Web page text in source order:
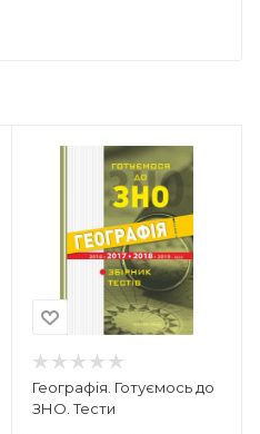
відомі науковці,
дошкільних
студентів і науковців.
видавництва
мрій», «Прокляття
«Шепіт сосен»,
видань про кота
Географія. Готуємось до
ЗНО. Тести